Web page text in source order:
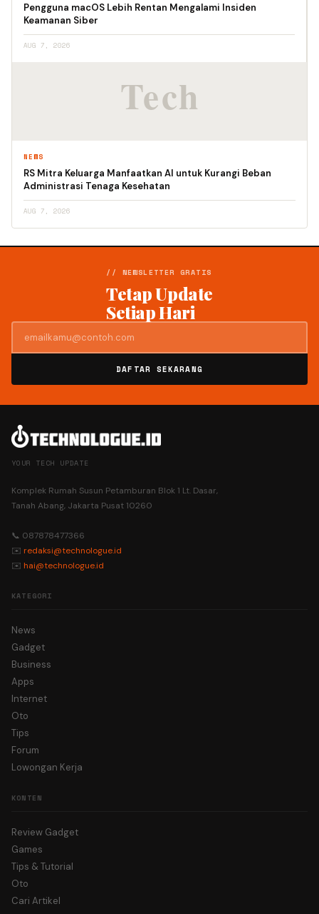
Pengguna macOS Lebih Rentan Mengalami Insiden
Keamanan Siber
AUG 7, 2026
NEWS
RS Mitra Keluarga Manfaatkan AI untuk Kurangi Beban
Administrasi Tenaga Kesehatan
AUG 7, 2026
// NEWSLETTER GRATIS
Tetap Update
Setiap Hari
DAFTAR SEKARANG
YOUR TECH UPDATE
Komplek Rumah Susun Petamburan Blok 1 Lt. Dasar,
Tanah Abang, Jakarta Pusat 10260
📞 087878477366
✉️ redaksi@technologue.id
✉️ hai@technologue.id
KATEGORI
News
Gadget
Business
Apps
Internet
Oto
Tips
Forum
Lowongan Kerja
KONTEN
Review Gadget
Games
Tips & Tutorial
Oto
Cari Artikel